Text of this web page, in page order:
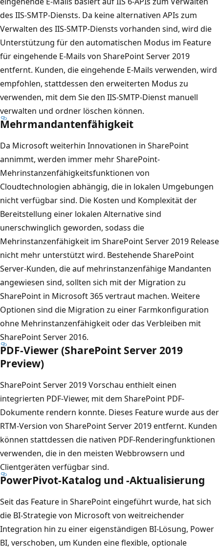
des IIS-SMTP-Diensts. Da keine alternativen APIs zum
Verwalten des IIS-SMTP-Diensts vorhanden sind, wird die
Unterstützung für den automatischen Modus im Feature
für eingehende E-Mails von SharePoint Server 2019
entfernt. Kunden, die eingehende E-Mails verwenden, wird
empfohlen, stattdessen den erweiterten Modus zu
verwenden, mit dem Sie den IIS-SMTP-Dienst manuell
verwalten und ordner löschen können.
Mehrmandantenfähigkeit
Da Microsoft weiterhin Innovationen in SharePoint
annimmt, werden immer mehr SharePoint-
Mehrinstanzenfähigkeitsfunktionen von
Cloudtechnologien abhängig, die in lokalen Umgebungen
nicht verfügbar sind. Die Kosten und Komplexität der
Bereitstellung einer lokalen Alternative sind
unerschwinglich geworden, sodass die
Mehrinstanzenfähigkeit im SharePoint Server 2019 Release
nicht mehr unterstützt wird. Bestehende SharePoint
Server-Kunden, die auf mehrinstanzenfähige Mandanten
angewiesen sind, sollten sich mit der Migration zu
SharePoint in Microsoft 365 vertraut machen. Weitere
Optionen sind die Migration zu einer Farmkonfiguration
ohne Mehrinstanzenfähigkeit oder das Verbleiben mit
SharePoint Server 2016.
PDF-Viewer (SharePoint Server 2019
Preview)
SharePoint Server 2019 Vorschau enthielt einen
integrierten PDF-Viewer, mit dem SharePoint PDF-
Dokumente rendern konnte. Dieses Feature wurde aus der
RTM-Version von SharePoint Server 2019 entfernt. Kunden
können stattdessen die nativen PDF-Renderingfunktionen
verwenden, die in den meisten Webbrowsern und
Clientgeräten verfügbar sind.
PowerPivot-Katalog und -Aktualisierung
Seit das Feature in SharePoint eingeführt wurde, hat sich
die BI-Strategie von Microsoft von weitreichender
Integration hin zu einer eigenständigen BI-Lösung, Power
BI, verschoben, um Kunden eine flexible, optionale